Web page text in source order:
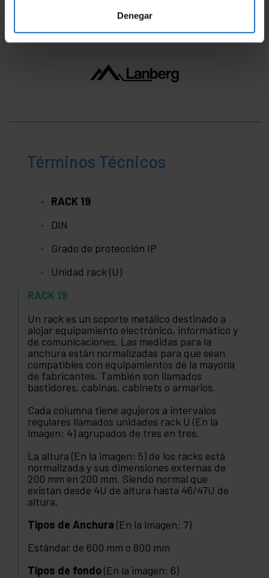
Denegar
Términos Técnicos
RACK 19
DIN
Grado de protección IP
Unidad rack (U)
RACK 19
Un rack es un soporte metálico destinado a
alojar equipamiento electrónico, informático y
de comunicaciones. Las medidas para la
anchura están normalizadas para que sean
compatibles con equipamientos de la mayoría
de fabricantes. También son llamados
bastidores, cabinas, cabinets o armarios.
Cada columna tiene agujeros a intervalos
regulares llamados unidades rack U (En la
imagen: 4) agrupados de tres en tres.
La altura (En la imagen: 5) de los racks está
normalizada y sus dimensiones externas de
200 mm en 200 mm. Siendo normal que
existan desde 4U de altura hasta 46/47U de
altura.
Tipos de Anchura (En la imagen: 7)
Estándar de 600 mm o 800 mm
Tipos de fondo(En la imagen: 6)